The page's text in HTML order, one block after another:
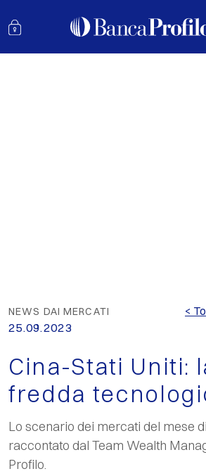
CINA-STATI UNITI: LA GUERRA FREDDA
NEWS DAI MERCATI
25.09.2023
<
Cina-Stati Uniti:
fredda
Lo scenario dei mercati del mese
raccontato dal Team Wealth
Profilo.